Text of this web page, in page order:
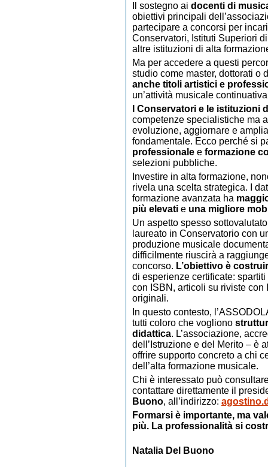
Il sostegno ai docenti di
obiettivi principali
partecipare a concorsi per
Conservatori, Istituti Superiori
altre istituzioni di alta
Ma per accedere a questi
studio come master, dottorati
anche titoli artistici e
un’attività musicale
I Conservatori e le istituzioni
competenze specialistiche ma
evoluzione, aggiornare e
fondamentale. Ecco perché si
professionale e formazione
selezioni pubbliche.
Investire in alta formazione,
rivela una scelta strategica. I
formazione avanzata ha
più elevati e una migliore
Un aspetto spesso
laureato in Conservatorio con
produzione musicale
difficilmente riuscirà a
concorso. L’obiettivo è
di esperienze certificate:
con ISBN, articoli su riviste
originali.
In questo contesto,
tutti coloro che vogliono
didattica. L’associazione,
dell’Istruzione e del Merito – è
offrire supporto concreto a chi
dell’alta formazione musicale.
Chi è interessato può
contattare direttamente il
Buono, all’indirizzo:
Formarsi è importante, ma
più. La professionalità si
Natalia Del Buono